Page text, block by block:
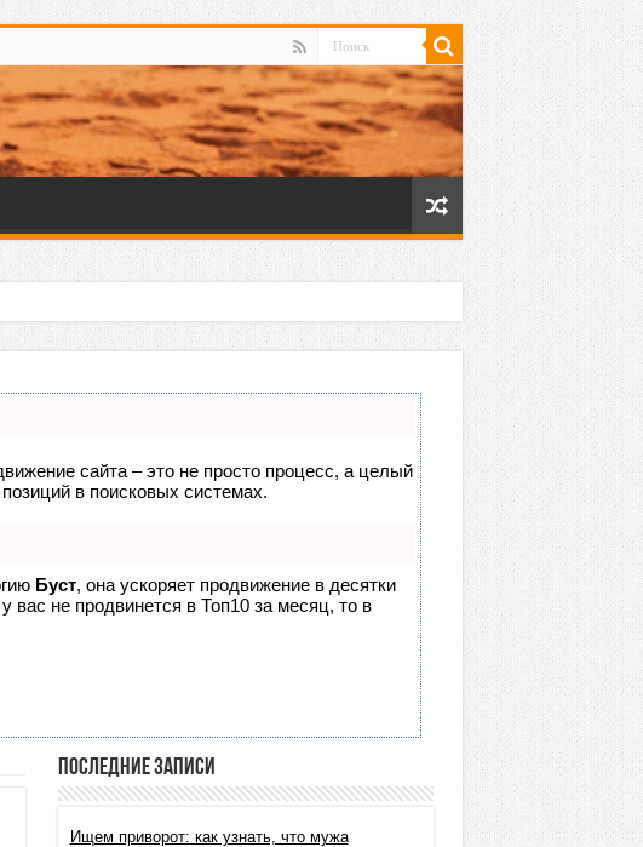
сайта – это не просто процесс, а целый
в поисковых системах.
Буст, она ускоряет продвижение в десятки
вас не продвинется в Топ10 за месяц, то в
Последние записи
Ищем приворот: как узнать, что мужа